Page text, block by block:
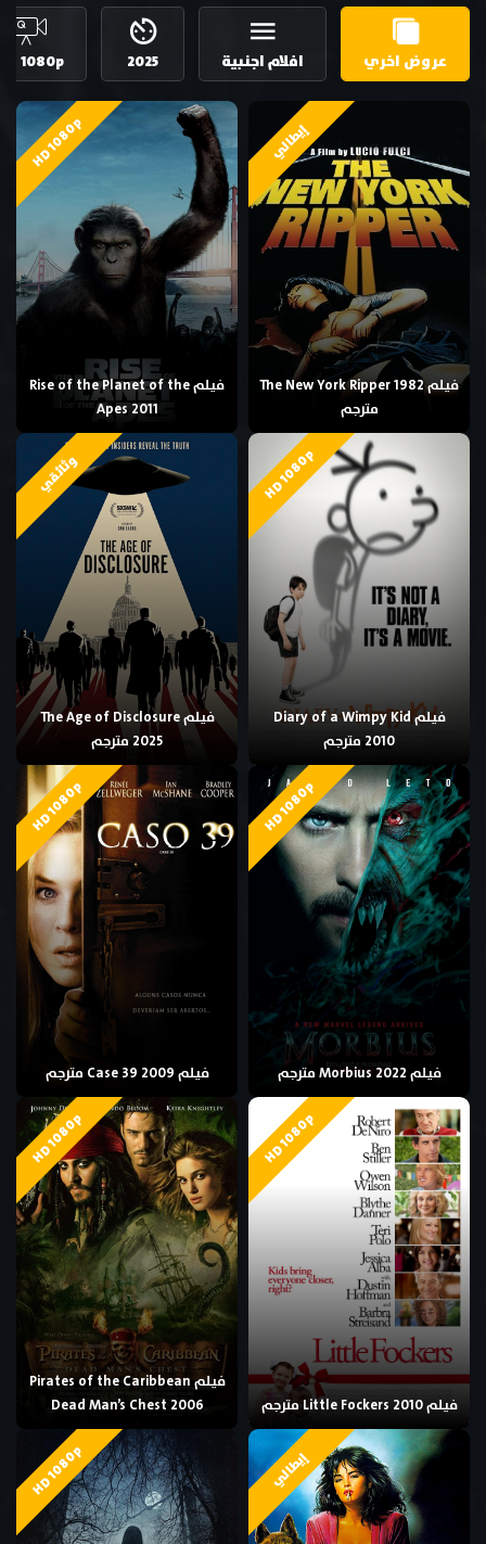
عروض اخري افلام اجنبية 2025
1080p
إيطالي
فيلم The New York Ripper 1982
مترجم
HD 1080p
فيلم Rise of the Planet of the
Apes 2011
HD 1080p
فيلم Diary of a Wimpy Kid
2010 مترجم
وثائقي
فيلم The Age of Disclosure
2025 مترجم
HD 1080p
فيلم Morbius 2022 مترجم
HD 1080p
فيلم Case 39 2009 مترجم
HD 1080p
فيلم Little Fockers 2010 مترجم
HD 1080p
فيلم Pirates of the Caribbean
Dead Man’s Chest 2006
إيطالي HD 1080p